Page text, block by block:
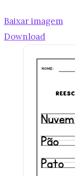
Baixar imagem
Download